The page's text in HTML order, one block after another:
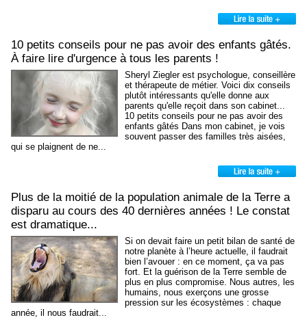
10 petits conseils pour ne pas avoir des enfants gâtés.
À faire lire d'urgence à tous les parents !
Sheryl Ziegler est psychologue, conseillère
et thérapeute de métier. Voici dix conseils
plutôt intéressants qu'elle donne aux
parents qu'elle reçoit dans son cabinet...
10 petits conseils pour ne pas avoir des
enfants gâtés Dans mon cabinet, je vois
souvent passer des familles très aisées,
qui se plaignent de ne...
Plus de la moitié de la population animale de la Terre a
disparu au cours des 40 dernières années ! Le constat
est dramatique...
Si on devait faire un petit bilan de santé de
notre planète à l’heure actuelle, il faudrait
bien l’avouer : en ce moment, ça va pas
fort. Et la guérison de la Terre semble de
plus en plus compromise. Nous autres, les
humains, nous exerçons une grosse
pression sur les écosystèmes : chaque
année, il nous faudrait...